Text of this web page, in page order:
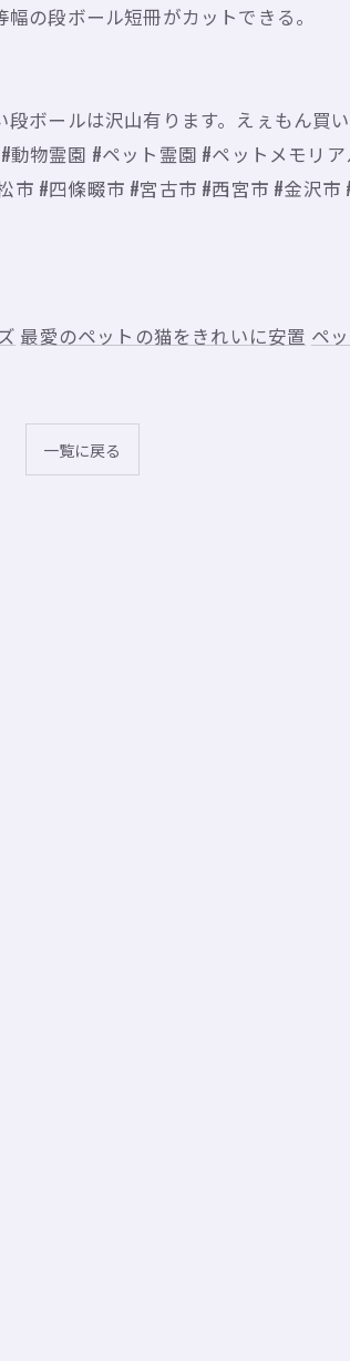
の段ボール短冊がカットできる。
ボールは沢山有ります。えぇもん買い
物霊園 #ペット霊園 #ペットメモリ
#四條畷市 #宮古市 #西宮市 #金沢
最愛のペットの猫をきれいに安置 ペ
一覧に戻る